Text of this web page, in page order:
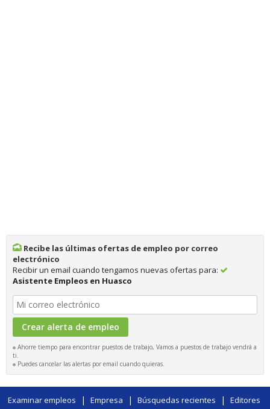
Recibe las últimas ofertas de empleo por correo
electrónico
Recibir un email cuando tengamos nuevas ofertas para:
Asistente Empleos en Huasco
Ahorre tiempo para encontrar puestos de trabajo, Vamos a puestos de trabajo vendrá a
ti.
Puedes cancelar las alertas por email cuando quieras.
Examinar empleos | Empresa | Búsquedas recientes | Editores